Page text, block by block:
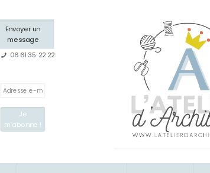
Envoyer un
message
06 61 35 22 22